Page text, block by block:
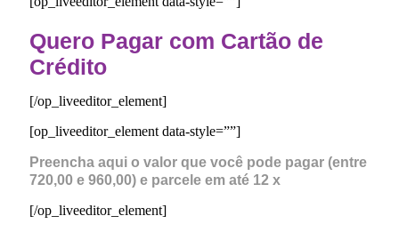
Quero Pagar com Cartão de
Crédito
[/op_liveeditor_element]
[op_liveeditor_element data-style=””]
Preencha aqui o valor que você pode pagar (entre
720,00 e 960,00) e parcele em até 12 x
[/op_liveeditor_element]